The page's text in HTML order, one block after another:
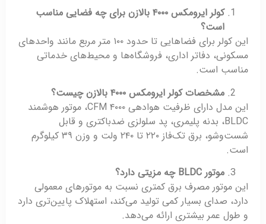
کولر ایرومکس ۴۰۰۰ بالازن برای چه فضایی مناسب
است؟
این کولر برای فضاهایی تا حدود ۱۰۰ متر مربع مانند واحدهای
مسکونی، دفاتر اداری، فروشگاه‌ها و محیط‌های خدماتی
مناسب است.
مشخصات کولر ایرومکس ۴۰۰۰ بالازن چیست؟
این مدل دارای ظرفیت هوادهی ۴۰۰۰ CFM، موتور هوشمند
BLDC، بدنه پلیمری، پد سلولزی ضدباکتری و قابل
شست‌وشو، برق تک‌فاز ۲۲۰ تا ۲۴۰ ولت و وزن ۳۹ کیلوگرم
است.
موتور
چه مزیتی دارد؟
این موتور مصرف برق کمتری نسبت به موتورهای معمولی
دارد، صدای بسیار کمی تولید می‌کند، استهلاک پایین‌تری دارد
و طول عمر بیشتری ارائه می‌دهد.